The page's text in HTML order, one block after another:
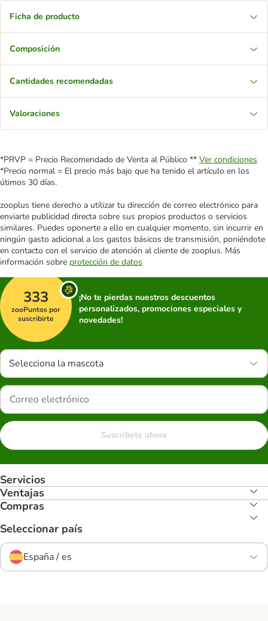
Ficha de producto
Composición
Cantidades recomendadas
Valoraciones
*PRVP = Precio Recomendado de Venta al Público ** Ver condiciones
*Precio normal = El precio más bajo que ha tenido el artículo en los
útimos 30 días.
zooplus tiene derecho a utilizar tu dirección de correo electrónico para
enviarte publicidad directa sobre sus propios productos o servicios
similares. Puedes oponerte a ello en cualquier momento, sin incurrir en
ningún gasto adicional a los gastos básicos de transmisión, poniéndote
en contacto con el servicio de atención al cliente de zooplus. Más
información sobre protección de datos
333
zooPuntos por
suscribirte
¡No te pierdas nuestros descuentos
personalizados, promociones especiales y
novedades!
Selecciona la mascota
Suscríbete ahora
Servicios
Ventajas
Compras
Seleccionar país
España / es